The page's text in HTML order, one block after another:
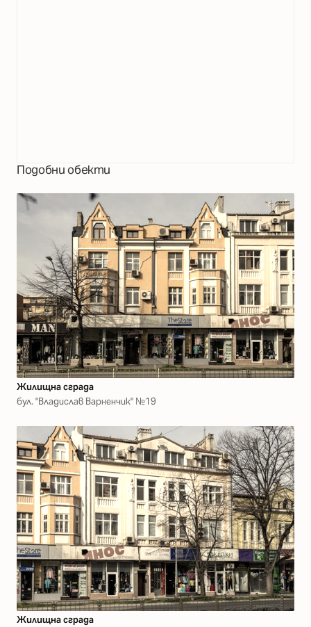
Подобни обекти
Жилищна сграда
бул. "Владислав Варненчик" №19
Жилищна сграда